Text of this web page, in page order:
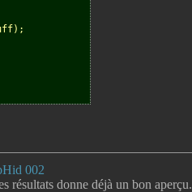
002
résultats donne déjà un bon aperçu.